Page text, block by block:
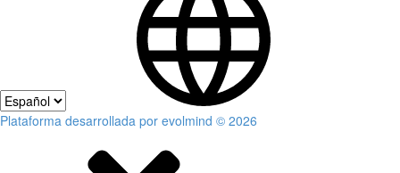
Plataforma desarrollada por evolmind © 2026